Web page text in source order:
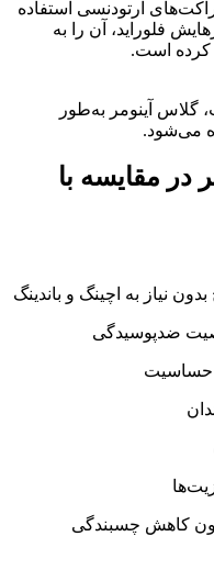
ارتودنسی استفاده
فلوراید، آن را به
کرده است.
گلاس آینومر به‌طور
می‌شود.
در مقایسه با
نیاز به اچینگ و باندینگ
ضدپوسیدگی
حساسیت
کاهش چسبندگی